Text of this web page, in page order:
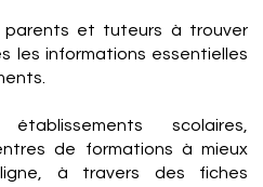
parents et tuteurs à trouver
les informations essentielles
scolaires,
de formations à mieux
à travers des fiches